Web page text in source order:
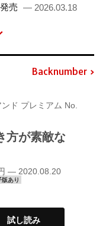
売 — 2026.03.18
Backnumber
ド プレミアム No.
方が素敵な
— 2020.08.20
版あり
試し読み